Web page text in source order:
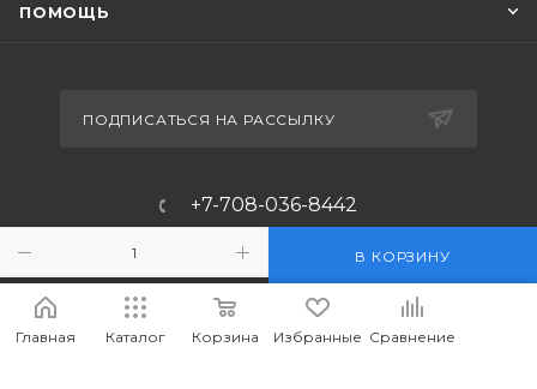
В КОРЗИНУ
ПОМОЩЬ
ПОДПИСАТЬСЯ НА РАССЫЛКУ
+7-708-036-8442
m_forwork@mail.ru
г.Костанай, пр. Аль-Фараби 65
Главная Каталог Корзина Избранные Сравнение